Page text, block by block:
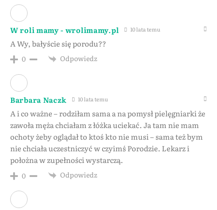
W roli mamy - wrolimamy.pl 10 lata temu
A Wy, bałyście się porodu??
0 Odpowiedz
Barbara Naczk 10 lata temu
A i co ważne – rodziłam sama a na pomysł pielęgniarki że
zawoła męża chciałam z łóżka uciekać. Ja tam nie mam
ochoty żeby oglądał to ktoś kto nie musi – sama też bym
nie chciała uczestniczyć w czyimś Porodzie. Lekarz i
położna w zupełności wystarczą.
0 Odpowiedz